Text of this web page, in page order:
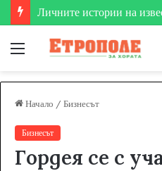
Меню
Начало / Бизнесът
Бизнесът
Гордея се с